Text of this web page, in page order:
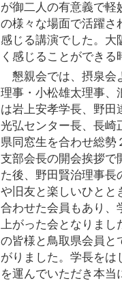
が御二人の有意義で軽
の様々な場面で活躍さ
感じる講演でした。大
く感じることができる
懇親会では、摂泉会
理事・小松雄太理事、
は岩上安孝学長、野田
光弘センター長、長崎
県同窓生を合わせ総勢
支部会長の開会挨拶で
た後、野田賢治理事長
や旧友と楽しいひとと
合わせた会員もあり、
上がった会となりまし
の皆様と鳥取県会員と
がりました。学長をは
を運んでいただき本